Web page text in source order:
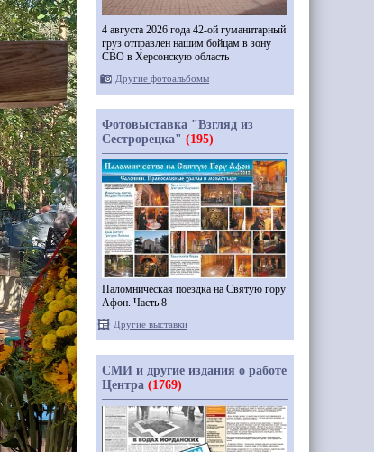
4 августа 2026 года 42-ой гуманитарный
груз отправлен нашим бойцам в зону
СВО в Херсонскую область
Другие фотоальбомы
Фотовыставка "Взгляд из
Сестрорецка" (195)
Паломническая поездка на Святую гору
Афон. Часть 8
Другие выставки
СМИ и другие издания о работе
Центра (1769)